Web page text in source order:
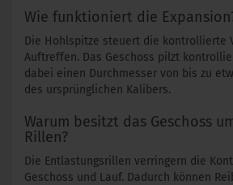
Wie funktioniert die
Die Hohlspitze steuert die kontrollierte
Auftreffen. Das Geschoss pilzt
dabei einen Durchmesser von bis zu
des ursprünglichen Kalibers.
Warum besitzt das Geschoss
Rillen?
Die Entlastungsrillen verringern die
Geschoss und Lauf. Dadurch können